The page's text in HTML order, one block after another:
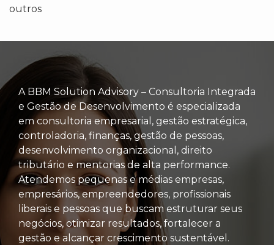
outros
A BBM Solution Advisory – Consultoria Integrada
e Gestão de Desenvolvimento é especializada
em consultoria empresarial, gestão estratégica,
controladoria, finanças, gestão de pessoas,
desenvolvimento organizacional, direito
tributário e mentorias de alta performance.
Atendemos pequenas e médias empresas,
empresários, empreendedores, profissionais
liberais e pessoas que buscam estruturar seus
negócios, otimizar resultados, fortalecer a
gestão e alcançar crescimento sustentável.